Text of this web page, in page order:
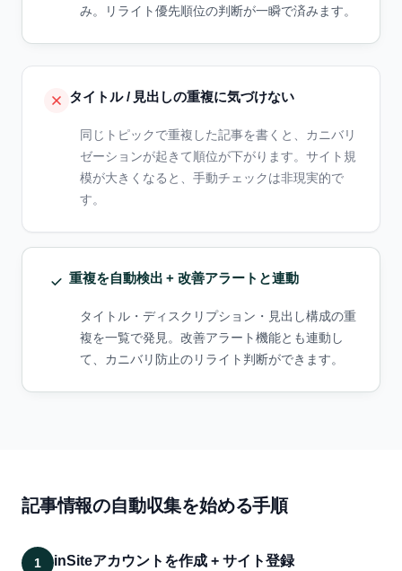
み。リライト優先順位の判断が一瞬で済みます。
タイトル / 見出しの重複に気づけない
同じトピックで重複した記事を書くと、カニバリ
ゼーションが起きて順位が下がります。サイト規
模が大きくなると、手動チェックは非現実的で
す。
重複を自動検出 + 改善アラートと連動
タイトル・ディスクリプション・見出し構成の重
複を一覧で発見。改善アラート機能とも連動し
て、カニバリ防止のリライト判断ができます。
記事情報の自動収集を始める手順
1
inSiteアカウントを作成 + サイト登録